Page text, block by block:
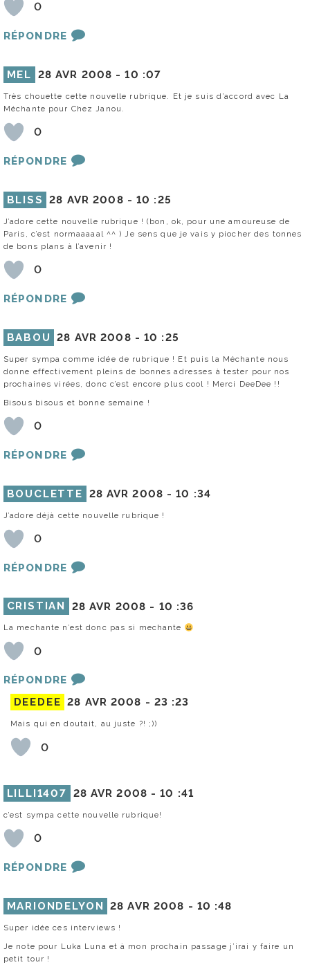
0
RÉPONDRE
MEL 28 AVR 2008 -10 :07
Très chouette cette nouvelle rubrique. Et je suis d’accord avec La
Méchante pour Chez Janou.
0
RÉPONDRE
BLISS 28 AVR 2008 -10 :25
J’adore cette nouvelle rubrique ! (bon, ok, pour une amoureuse de
Paris, c’est normaaaaal ^^ ) Je sens que je vais y piocher des tonnes
de bons plans à l’avenir !
0
RÉPONDRE
BABOU 28 AVR 2008 -10 :25
Super sympa comme idée de rubrique ! Et puis la Méchante nous
donne effectivement pleins de bonnes adresses à tester pour nos
prochaines virées, donc c’est encore plus cool ! Merci DeeDee !!
Bisous bisous et bonne semaine !
0
RÉPONDRE
BOUCLETTE 28 AVR 2008 -10 :34
J’adore déjà cette nouvelle rubrique !
0
RÉPONDRE
CRISTIAN 28 AVR 2008 - 10 :36
La mechante n’est donc pas si mechante
0
RÉPONDRE
DEEDEE 28 AVR 2008 - 23 :23
Mais qui en doutait, au juste ?! ;))
0
LILLI1407 28 AVR 2008 -10 :41
c’est sympa cette nouvelle rubrique!
0
RÉPONDRE
MARIONDELYON 28 AVR 2008 - 10 :48
Super idée ces interviews !
Je note pour Luka Luna et à mon prochain passage j’irai y faire un
petit tour !